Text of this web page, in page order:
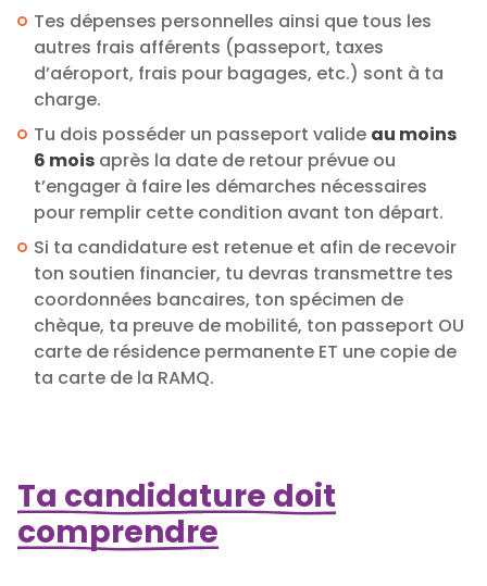
Tes dépenses personnelles ainsi que tous les
autres frais afférents (passeport, taxes
d’aéroport, frais pour bagages, etc.) sont à ta
charge.
Tu dois posséder un passeport valide au moins
6 mois après la date de retour prévue ou
t’engager à faire les démarches nécessaires
pour remplir cette condition avant ton départ.
Si ta candidature est retenue et afin de recevoir
ton soutien financier, tu devras transmettre tes
coordonnées bancaires, ton spécimen de
chèque, ta preuve de mobilité, ton passeport OU
carte de résidence permanente ET une copie de
ta carte de la RAMQ.
Ta candidature doit
comprendre